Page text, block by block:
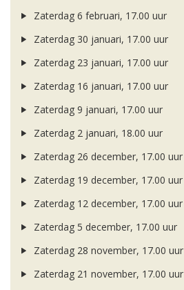
Zaterdag 6 februari, 17.00 uur
Zaterdag 30 januari, 17.00 uur
Zaterdag 23 januari, 17.00 uur
Zaterdag 16 januari, 17.00 uur
Zaterdag 9 januari, 17.00 uur
Zaterdag 2 januari, 18.00 uur
Zaterdag 26 december, 17.00 uur
Zaterdag 19 december, 17.00 uur
Zaterdag 12 december, 17.00 uur
Zaterdag 5 december, 17.00 uur
Zaterdag 28 november, 17.00 uur
Zaterdag 21 november, 17.00 uur